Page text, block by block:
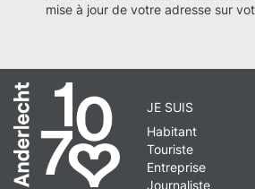
mise à jour de votre adresse sur
JE SUIS
Habitant
Touriste
Entreprise
Journaliste